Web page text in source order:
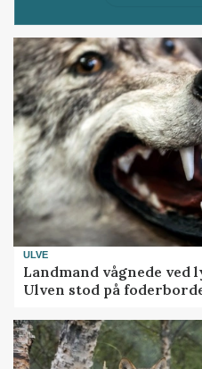
ULVE
Landmand vågnede ved
Ulven stod på